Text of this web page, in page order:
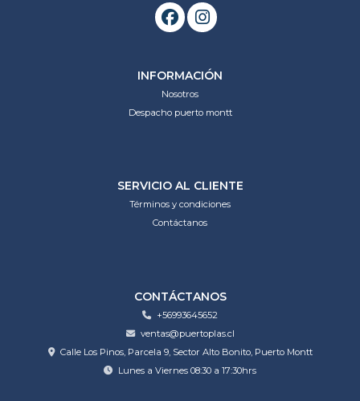
INFORMACIÓN
Nosotros
Despacho puerto montt
SERVICIO AL CLIENTE
Términos y condiciones
Contáctanos
CONTÁCTANOS
+56993645652
ventas@puertoplas.cl
Calle Los Pinos, Parcela 9, Sector Alto Bonito, Puerto Montt
Lunes a Viernes 08:30 a 17:30hrs